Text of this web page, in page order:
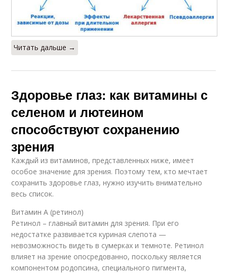
Читать дальше →
Здоровье глаз: как витамины с
селеном и лютеином
способствуют сохранению
зрения
Каждый из витаминов, представленных ниже, имеет
особое значение для зрения. Поэтому тем, кто мечтает
сохранить здоровье глаз, нужно изучить внимательно
весь список.
Витамин А (ретинол)
Ретинол – главный витамин для зрения. При его
недостатке развивается куриная слепота —
невозможность видеть в сумерках и темноте. Ретинол
влияет на зрение опосредованно, поскольку является
компонентом родопсина, специального пигмента,